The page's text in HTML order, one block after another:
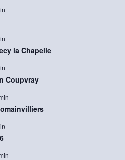
la Chapelle
Coupvray